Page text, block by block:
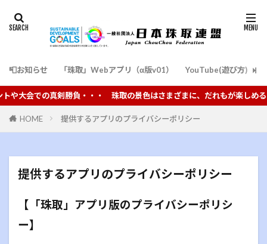
📮お知らせ 「珠取」Webアプリ（α版v01） YouTube(遊び方)
色はさまざまに、だれもが楽しめることを願い普及を推進しています。
HOME 提供するアプリのプライバシーポリシー
提供するアプリのプライバシーポリシー
【「珠取」アプリ版のプライバシーポリシ
ー】